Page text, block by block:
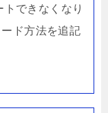
できなくなり
ド方法を追記